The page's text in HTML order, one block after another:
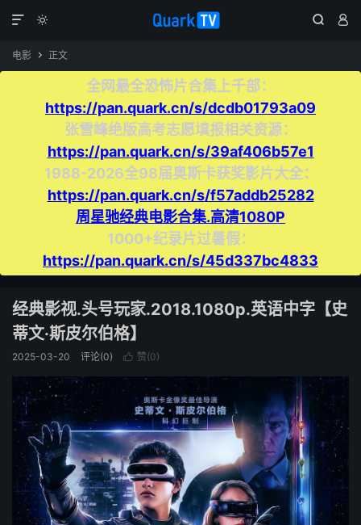
  

电影  正文
全网最全恐怖片合集上千部：
https://pan.quark.cn/s/dcdb01793a09
张雪峰绝版高考志愿填报相关资源：
https://pan.quark.cn/s/39af406b57e1
1988-2026全98届奥斯卡获奖影片大全：
https://pan.quark.cn/s/f57addb25282
周星驰经典电影合集.高清1080P
1000+纪录片过暑假：
https://pan.quark.cn/s/45d337bc4833
经典影视.头号玩家.2018.1080p.英语中字【史
蒂文·斯皮尔伯格】
2025-03-20 评论(0)  赞(0)